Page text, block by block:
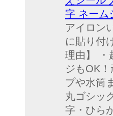
字 ネーム
アイロン
に貼り付
理由】 ・
ジもOK
プや水筒
丸ゴシッ
字・ひら